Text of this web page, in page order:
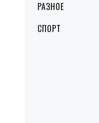
РАЗНОЕ
СПОРТ